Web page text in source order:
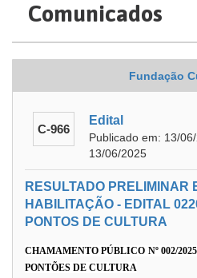
Comunicados
Fundação
C-966
Edital
Publicado em: 13/
13/06/2025
RESULTADO PRELIMINAR
HABILITAÇÃO - EDITAL
PONTOS DE CULTURA
CHAMAMENTO PÚBLICO Nº002/
PONTÕES DE CULTURA